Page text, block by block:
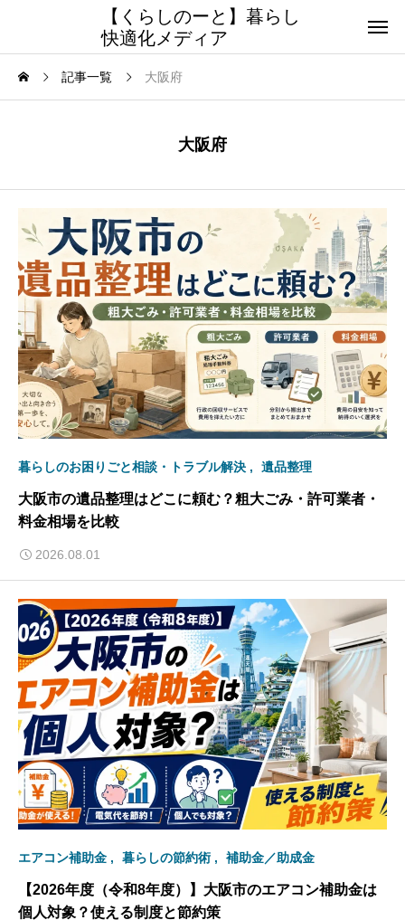
【くらしのーと】暮らし
快適化メディア
記事一覧 大阪府
大阪府
暮らしのお困りごと相談・トラブル解決 遺品整理
大阪市の遺品整理はどこに頼む？粗大ごみ・許可業者・
料金相場を比較
2026.08.01
エアコン補助金 暮らしの節約術 補助金／助成金
【2026年度（令和8年度）】大阪市のエアコン補助金は
個人対象？使える制度と節約策